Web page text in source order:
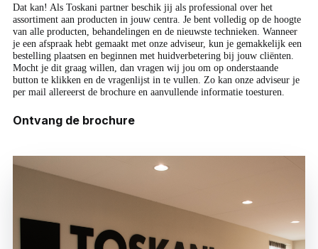
Dat kan! Als Toskani partner beschik jij als professional over het
assortiment aan producten in jouw centra. Je bent volledig op de hoogte
van alle producten, behandelingen en de nieuwste technieken. Wanneer
je een afspraak hebt gemaakt met onze adviseur, kun je gemakkelijk een
bestelling plaatsen en beginnen met huidverbetering bij jouw cliënten.
Mocht je dit graag willen, dan vragen wij jou om op onderstaande
button te klikken en de vragenlijst in te vullen. Zo kan onze adviseur je
per mail allereerst de brochure en aanvullende informatie toesturen.
Ontvang de brochure